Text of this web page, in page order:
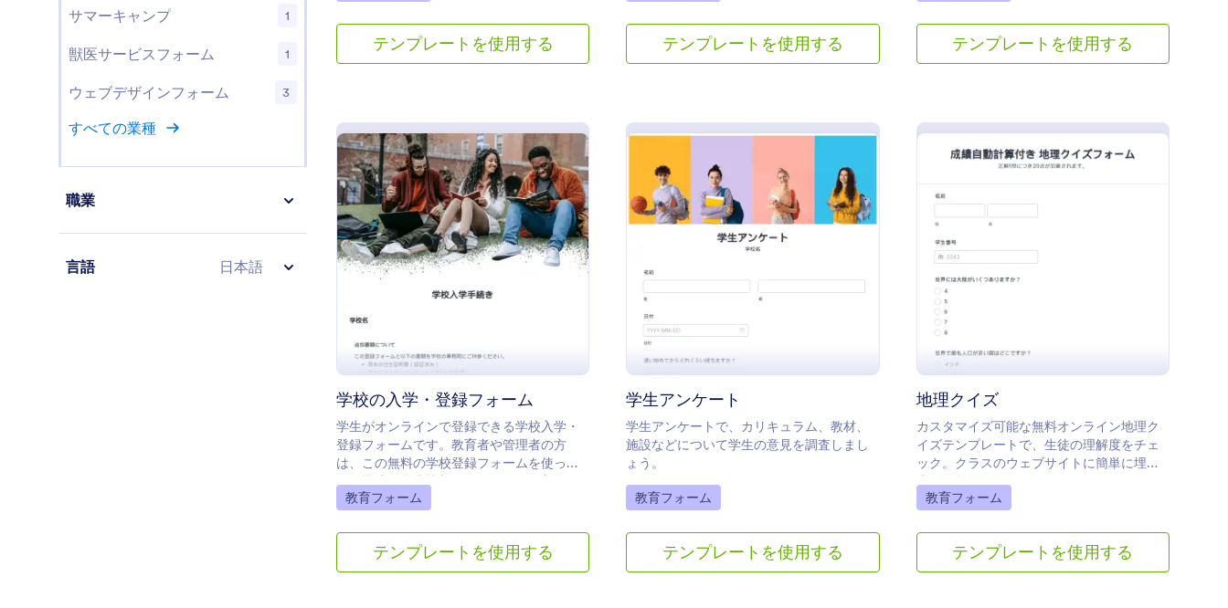
テンプレートを使用する テンプレートを使用する テンプレートを使用する
プレビュー : 学校の入学・登録フォーム
学校の入学・登録フォーム
学生がオンラインで登録できる学校入学・
登録フォームです。教育者や管理者の方
は、この無料の学校登録フォームを使っ
て、迅速に学生情報をオンラインで収集で
きます。
Go to Category:
教育フォーム
テンプレートを使用する
学生アンケート
学生アンケートで、カリキュラム、教材、
施設などについて学生の意見を調査しまし
ょう。
Go to Category:
教育フォーム
テンプレートを使用する
プレビュー
地理クイズ
カスタマイズ可能な無料オンライン地理ク
イズテンプレートで、生徒の理解度をチェ
ック。クラスのウェブサイトに簡単に埋め
込み可能。コーディング不要。
Go to Category:
教育フォーム
テンプレートを使用する
サマーキャンプ 1
獣医サービスフォーム 1
ウェブデザインフォーム 3
すべての業種
職業
言語 日本語